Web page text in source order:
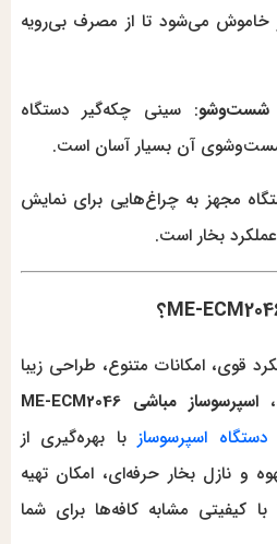
خاموش می‌شود تا از مصرف بی‌رویه
شست‌وشو: سینی چکه‌گیر دستگاه
آن بسیار آسان است.
مجهز به چراغ‌هایی برای نمایش
بخار است.
قوی، امکانات متنوع، طراحی زیبا
اسپرسوساز مباشی ME-ECM2046
دستگاه اسپرسوسازبا بهره‌گیری از
و نازل بخار حرفه‌ای، امکان تهیه
کیفیتی مشابه کافه‌ها برای شما